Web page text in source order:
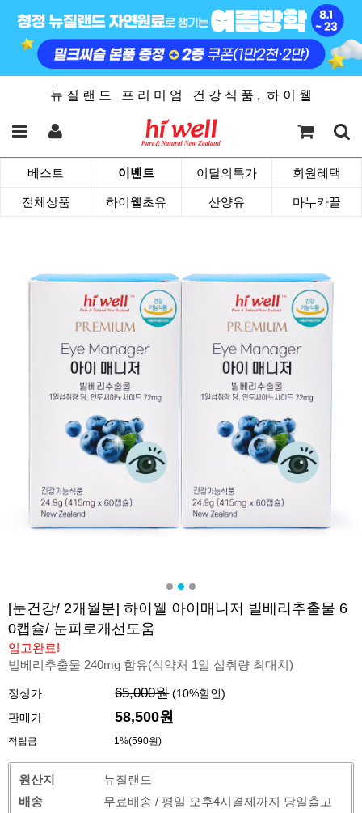
뉴 질 랜 드 프 리 미 엄 건 강 식 품 , 하 이 웰
베스트 이벤트 이달의특가 회원혜택
전체상품 하이웰초유 산양유 마누카꿀
[눈건강/ 2개월분] 하이웰 아이매니저 빌베리추출물 6
0캡슐/ 눈피로개선도움
입고완료!
빌베리추출물 240mg 함유(식약처 1일 섭취량 최대치)
정상가 65,000원 (10%할인)
판매가
58,500원
적립금 1%(590원)
원산지
뉴질랜드
배송
무료배송 / 평일 오후4시결제까지 당일출고